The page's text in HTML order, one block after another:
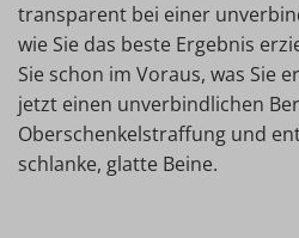
transparent bei einer
wie Sie das beste Ergebnis
Sie schon im Voraus, was Sie
jetzt einen unverbindlichen
Oberschenkelstraffung und
schlanke, glatte Beine.